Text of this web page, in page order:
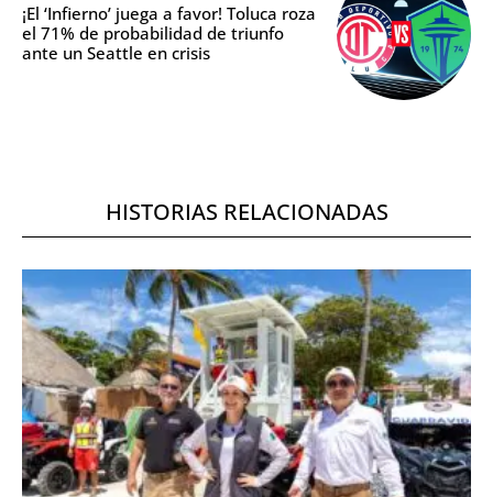
¡El ‘Infierno’ juega a favor! Toluca roza
el 71% de probabilidad de triunfo
ante un Seattle en crisis
HISTORIAS RELACIONADAS